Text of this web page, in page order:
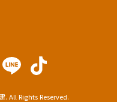
. All Rights Reserved.